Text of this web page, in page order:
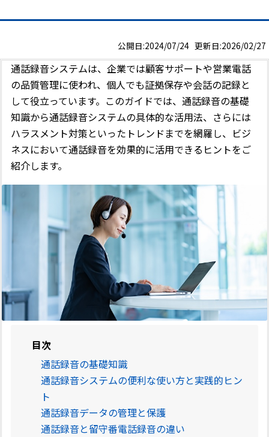
公開日:2024/07/24 更新日:2026/02/27
通話録音システムは、企業では顧客サポートや営業電話
の品質管理に使われ、個人でも証拠保存や会話の記録と
して役立っています。このガイドでは、通話録音の基礎
知識から通話録音システムの具体的な活用法、さらには
ハラスメント対策といったトレンドまでを網羅し、ビジ
ネスにおいて通話録音を効果的に活用できるヒントをご
紹介します。
目次
通話録音の基礎知識
通話録音システムの便利な使い方と実践的ヒン
ト
通話録音データの管理と保護
通話録音と留守番電話録音の違い